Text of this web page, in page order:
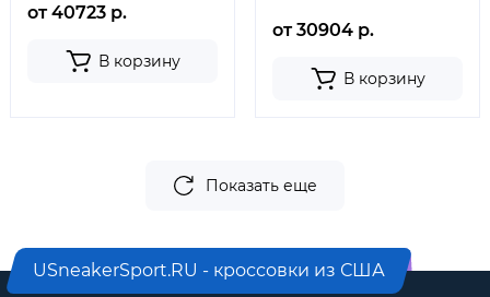
от 40723 р.
В корзину
от 30904 р.
В корзину
Показать еще
USneakerSport.RU - кроссовки из США